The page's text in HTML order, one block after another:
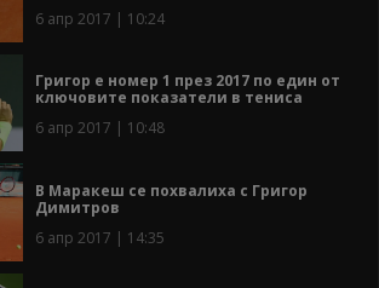
6 апр 2017 | 10:24
Григор е номер 1 през 2017 по един от
ключовите показатели в тениса
6 апр 2017 | 10:48
В Маракеш се похвалиха с Григор
Димитров
6 апр 2017 | 14:35